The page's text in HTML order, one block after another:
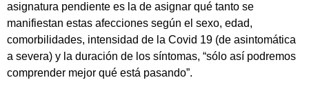
asignatura pendiente es la de asignar qué tanto se
manifiestan estas afecciones según el sexo, edad,
comorbilidades, intensidad de la Covid 19 (de asintomática
a severa) y la duración de los síntomas, “sólo así podremos
comprender mejor qué está pasando”.